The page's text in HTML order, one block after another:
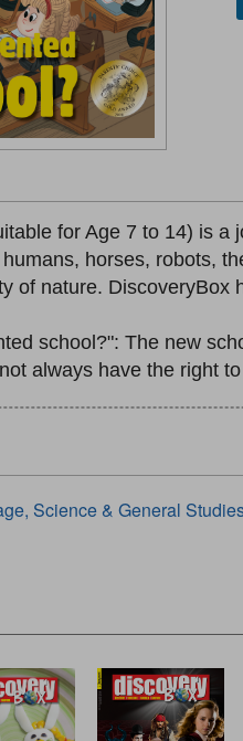
for Age 7 to 14) is
horses, robots,
of nature. DiscoveryBox
school?": The new
always have the right
Science & General